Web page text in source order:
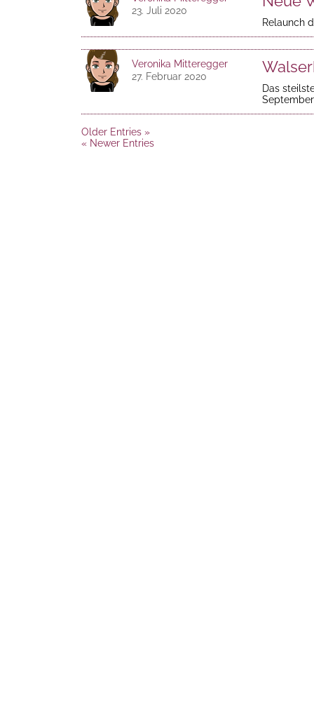
23. Juli 2020
Relaunch
Veronika Mitteregger
27. Februar 2020
Das
Older Entries »
« Newer Entries